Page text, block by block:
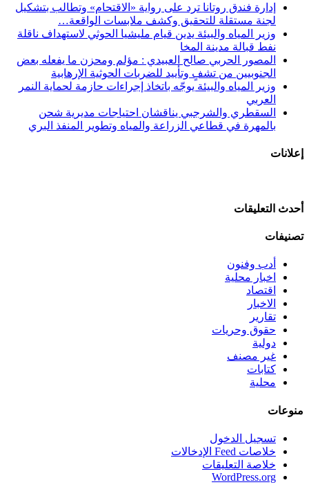
إدارة فندق روتانا ترد على رواية «الاقتحام» وتطالب بتشكيل
لجنة مستقلة للتحقيق وكشف ملابسات الواقعة…
وزير المياه والبيئة يدين قيام مليشيا الحوثي لاستهداف ناقلة
نفط قبالة مدينة المخا
المصور الحربي صالح العبيدي : مؤلم ومحزن ما يفعله بعض
الجنوبيين من تشفٍ وتأييد للضربات الحوثية الإرهابية
وزير المياه والبيئة يوجّه باتخاذ إجراءات حازمة لحماية النمر
العربي
السقطري والشرجبي يناقشان احتياجات مديرية شحن
بالمهرة في قطاعي الزراعة والمياه وتطوير المنفذ البري
إعلانات
أحدث التعليقات
تصنيفات
أدب وفنون
اخبار محلية
اقتصاد
الاخبار
تقارير
حقوق وحريات
دولية
غير مصنف
كتابات
محلية
منوعات
تسجيل الدخول
خلاصات Feed الإدخالات
خلاصة التعليقات
WordPress.org